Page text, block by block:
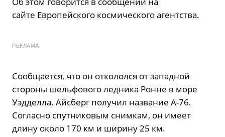
сайте Европейского космического агентства.
РЕКЛАМА
Сообщается, что он откололся от западной
стороны шельфового ледника Ронне в море
Уэдделла. Айсберг получил название А-76.
Согласно спутниковым снимкам, он имеет
длину около 170 км и ширину 25 км.